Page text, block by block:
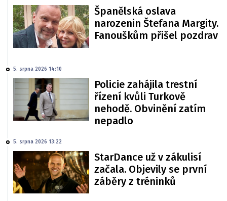
Španělská oslava
narozenin Štefana Margity.
Fanouškům přišel pozdrav
5. srpna 2026 14:10
Policie zahájila trestní
řízení kvůli Turkově
nehodě. Obvinění zatím
nepadlo
5. srpna 2026 13:22
StarDance už v zákulisí
začala. Objevily se první
záběry z tréninků